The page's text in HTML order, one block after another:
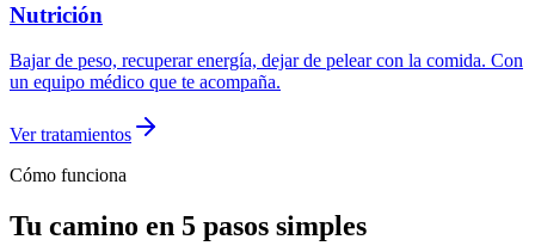
Nutrición
Bajar de peso, recuperar energía, dejar de pelear con la comida. Con
un equipo médico que te acompaña.
Ver tratamientos
Cómo funciona
Tu camino en 5 pasos simples